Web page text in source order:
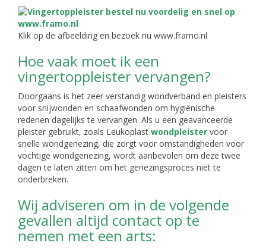
Klik op de afbeelding en bezoek nu www.framo.nl
Hoe vaak moet ik een
vingertoppleister vervangen?
Doorgaans is het zeer verstandig wondverband en pleisters
voor snijwonden en schaafwonden om hygiënische
redenen dagelijks te vervangen. Als u een geavanceerde
pleister gebruikt, zoals Leukoplast wondpleister voor
snelle wondgenezing, die zorgt voor omstandigheden voor
vochtige wondgenezing, wordt aanbevolen om deze twee
dagen te laten zitten om het genezingsproces niet te
onderbreken.
Wij adviseren om in de volgende
gevallen altijd contact op te
nemen met een arts: